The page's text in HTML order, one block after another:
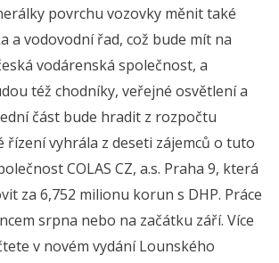
povrchu vozovky měnit také
a vodovodní řad, což bude mít na
vodárenská společnost, a
též chodníky, veřejné osvětlení a
část bude hradit z rozpočtu
řízení vyhrála z deseti zájemců o tuto
COLAS CZ, a.s. Praha 9, která
za 6,752 milionu korun s DHP. Práce
srpna nebo na začátku září. Více
v novém vydání Lounského